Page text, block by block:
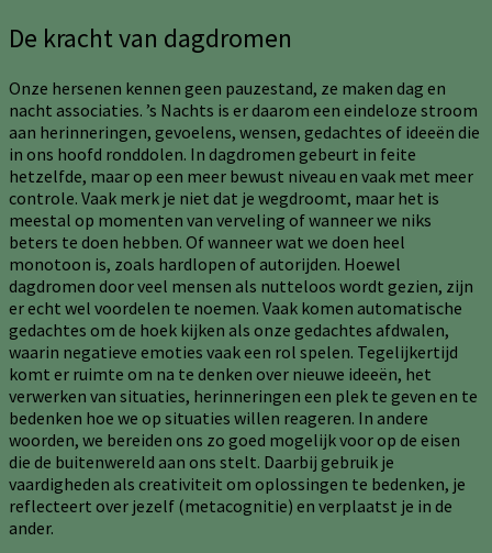
De kracht van dagdromen
Onze hersenen kennen geen pauzestand, ze maken dag en
nacht associaties. ’s Nachts is er daarom een eindeloze stroom
aan herinneringen, gevoelens, wensen, gedachtes of ideeën die
in ons hoofd ronddolen. In dagdromen gebeurt in feite
hetzelfde, maar op een meer bewust niveau en vaak met meer
controle. Vaak merk je niet dat je wegdroomt, maar het is
meestal op momenten van verveling of wanneer we niks
beters te doen hebben. Of wanneer wat we doen heel
monotoon is, zoals hardlopen of autorijden. Hoewel
dagdromen door veel mensen als nutteloos wordt gezien, zijn
er echt wel voordelen te noemen. Vaak komen automatische
gedachtes om de hoek kijken als onze gedachtes afdwalen,
waarin negatieve emoties vaak een rol spelen. Tegelijkertijd
komt er ruimte om na te denken over nieuwe ideeën, het
verwerken van situaties, herinneringen een plek te geven en te
bedenken hoe we op situaties willen reageren. In andere
woorden, we bereiden ons zo goed mogelijk voor op de eisen
die de buitenwereld aan ons stelt. Daarbij gebruik je
vaardigheden als creativiteit om oplossingen te bedenken, je
reflecteert over jezelf (metacognitie) en verplaatst je in de
ander.